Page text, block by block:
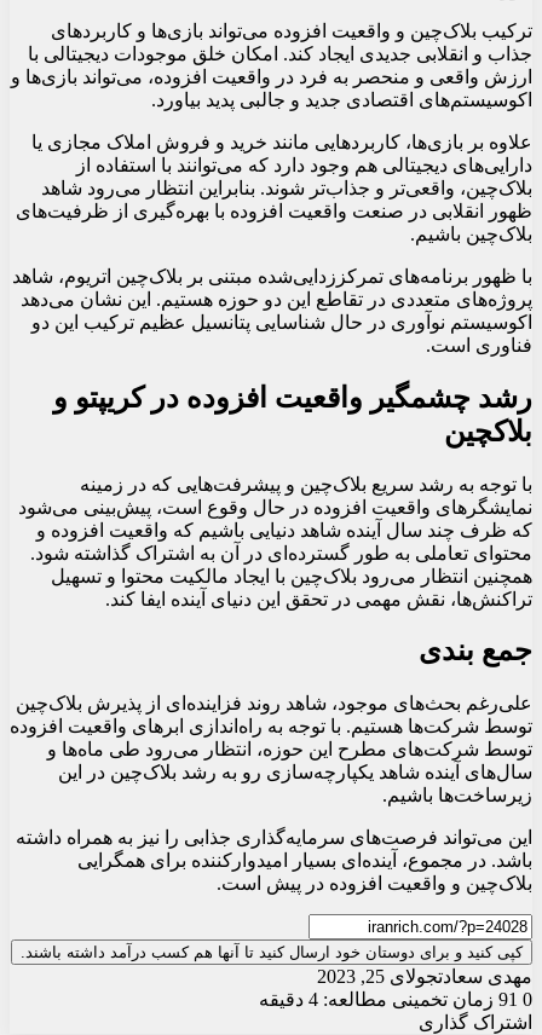
ترکیب بلاک‌چین و واقعیت افزوده می‌تواند بازی‌ها و کاربردهای
جذاب و انقلابی جدیدی ایجاد کند. امکان خلق موجودات دیجیتالی با
ارزش واقعی و منحصر به فرد در واقعیت افزوده، می‌تواند بازی‌ها و
اکوسیستم‌های اقتصادی جدید و جالبی پدید بیاورد.
علاوه بر بازی‌ها، کاربردهایی مانند خرید و فروش املاک مجازی یا
دارایی‌های دیجیتالی هم وجود دارد که می‌توانند با استفاده از
بلاک‌چین، واقعی‌تر و جذاب‌تر شوند. بنابراین انتظار می‌رود شاهد
ظهور انقلابی در صنعت واقعیت افزوده با بهره‌گیری از ظرفیت‌های
بلاک‌چین باشیم.
با ظهور برنامه‌های تمرکززدایی‌شده مبتنی بر بلاک‌چین اتریوم، شاهد
پروژه‌های متعددی در تقاطع این دو حوزه هستیم. این نشان می‌دهد
اکوسیستم نوآوری در حال شناسایی پتانسیل عظیم ترکیب این دو
فناوری است.
رشد چشمگیر واقعیت افزوده در کریپتو و
بلاکچین
با توجه به رشد سریع بلاک‌چین و پیشرفت‌هایی که در زمینه
نمایشگرهای واقعیت افزوده در حال وقوع است، پیش‌بینی می‌شود
که ظرف چند سال آینده شاهد دنیایی باشیم که واقعیت افزوده و
محتوای تعاملی به طور گسترده‌ای در آن به اشتراک گذاشته شود.
همچنین انتظار می‌رود بلاک‌چین با ایجاد مالکیت محتوا و تسهیل
تراکنش‌ها، نقش مهمی در تحقق این دنیای آینده ایفا کند.
جمع بندی
علی‌رغم بحث‌های موجود، شاهد روند فزاینده‌ای از پذیرش بلاک‌چین
توسط شرکت‌ها هستیم. با توجه به راه‌اندازی ابرهای واقعیت افزوده
توسط شرکت‌های مطرح این حوزه، انتظار می‌رود طی ماه‌ها و
سال‌های آینده شاهد یکپارچه‌سازی رو به رشد بلاک‌چین در این
زیرساخت‌ها باشیم.
این می‌تواند فرصت‌های سرمایه‌گذاری جذابی را نیز به همراه داشته
باشد. در مجموع، آینده‌ای بسیار امیدوارکننده برای همگرایی
بلاک‌چین و واقعیت افزوده در پیش است.
کپی کنید و برای دوستان خود ارسال کنید تا آنها هم کسب درآمد داشته باشند.
مهدی سعادتجولای 25, 2023
0
زمان تخمینی مطالعه: 4 دقیقه
اشتراک گذاری